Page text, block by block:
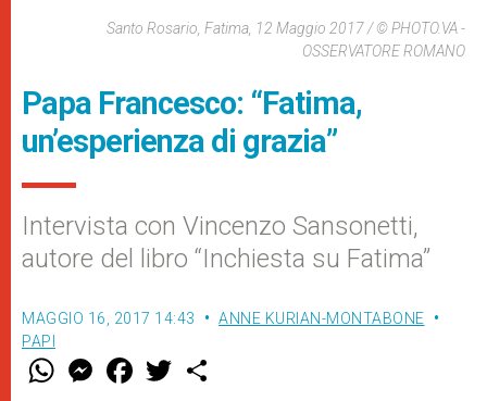
Santo Rosario, Fatima, 12 Maggio 2017 / © PHOTO.VA -
OSSERVATORE ROMANO
Papa Francesco: “Fatima,
un’esperienza di grazia”
Intervista con Vincenzo Sansonetti,
autore del libro “Inchiesta su Fatima”
MAGGIO 16, 2017 14:43
ANNE KURIAN-MONTABONE
PAPI
W M
e
F
a w